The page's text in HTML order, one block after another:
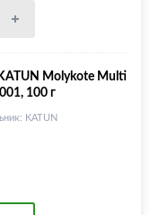
Molykote Multi
100 г
KATUN